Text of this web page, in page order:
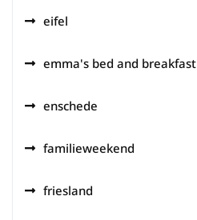
eifel
emma's bed and breakfast
enschede
familieweekend
friesland